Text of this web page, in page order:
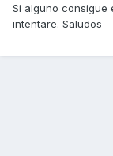
Si alguno consigue
intentare. Saludos